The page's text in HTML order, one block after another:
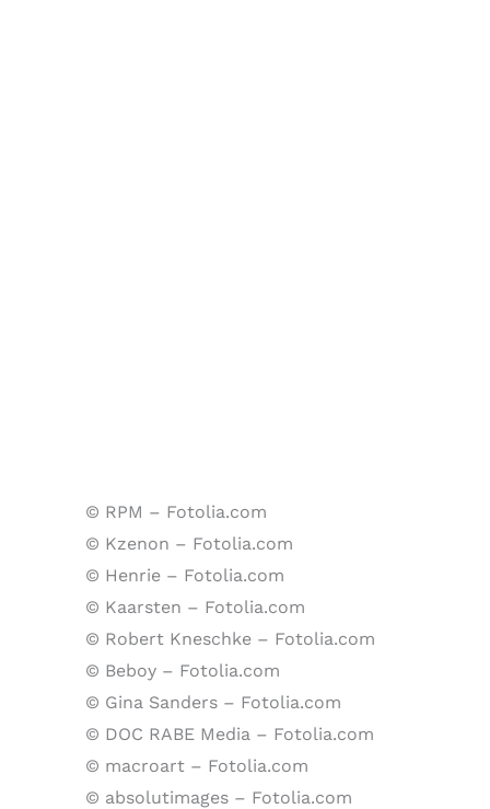
© RPM – Fotolia.com
© Kzenon – Fotolia.com
© Henrie – Fotolia.com
© Kaarsten – Fotolia.com
© Robert Kneschke – Fotolia.com
© Beboy – Fotolia.com
© Gina Sanders – Fotolia.com
© DOC RABE Media – Fotolia.com
© macroart – Fotolia.com
© absolutimages – Fotolia.com